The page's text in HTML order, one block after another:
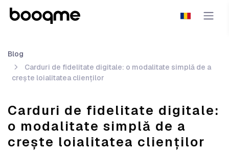
Blog
Carduri de fidelitate digitale: o modalitate simplă de a
crește loialitatea clienților
Carduri de fidelitate digitale:
o modalitate simplă de a
crește loialitatea clienților